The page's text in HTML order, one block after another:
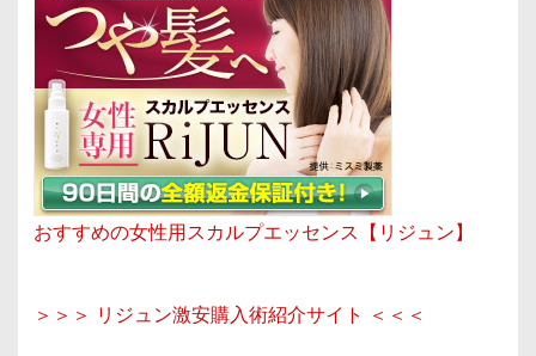
おすすめの女性用スカルプエッセンス【リジュン】
＞＞＞ リジュン激安購入術紹介サイト ＜＜＜